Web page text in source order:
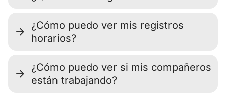
¿Cómo puedo ver mis registros
horarios?
¿Cómo puedo ver si mis compañeros
están trabajando?